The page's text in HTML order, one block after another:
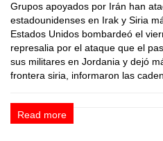
Grupos apoyados por Irán han
estadounidenses en Irak y Siria
Estados Unidos bombardeó el
represalia por el ataque que el
sus militares en Jordania y dejó
frontera siria, informaron las
Read more